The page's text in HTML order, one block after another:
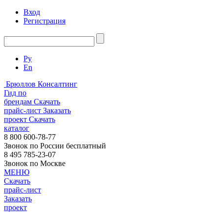
Вход
Регистрация
Ру
En
Брюллов Консалтинг
Гид по
брендам Скачать
прайс-лист Заказать
проект Скачать
каталог
8 800 600-78-77
Звонок по России бесплатный
8 495 785-23-07
Звонок по Москве
МЕНЮ
Скачать
прайс-лист
Заказать
проект